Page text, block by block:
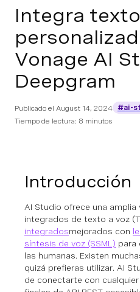
Integra
Vonage AI
Deepgram
Publicado el August 14, 2024 #ai-
Tiempo de lectura: 8 minutos
Introducción
AI Studio ofrece una amplia
integrados de texto a voz
integradosmejorados con
síntesis de voz (SSML) para
las humanas. Existen
quizá prefieras utilizar. AI
de conectarte con